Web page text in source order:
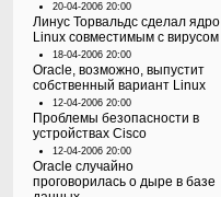
20-04-2006 20:00
Линус Торвальдс сделал ядро
Linux совместимым с вирусом
18-04-2006 20:00
Oracle, возможно, выпустит
собственный вариант Linux
12-04-2006 20:00
Проблемы безопасности в
устройствах Cisco
12-04-2006 20:00
Oracle случайно
проговорилась о дыре в базе